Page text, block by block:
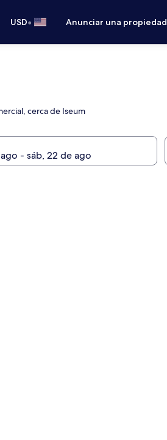
USD• Anunciar una propiedad
cerca de Iseum